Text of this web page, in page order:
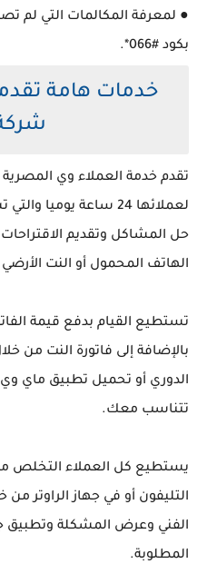
● لمعرفة المكالمات التي لم
بكود #066*.
خدمات هامة
تقدم خدمة العملاء وي
لعملائها 24 ساعة
حل المشاكل وتقديم
الهاتف المحمول أو النت
تستطيع القيام بدفع قيمة
الدوري أو تحميل تطبيق ماي وي
تتناسب معك.
يستطيع كل العملاء التخلص
التليفون أو في جهاز الراوتر
الفني وعرض المشكلة وتطبيق
المطلوبة.